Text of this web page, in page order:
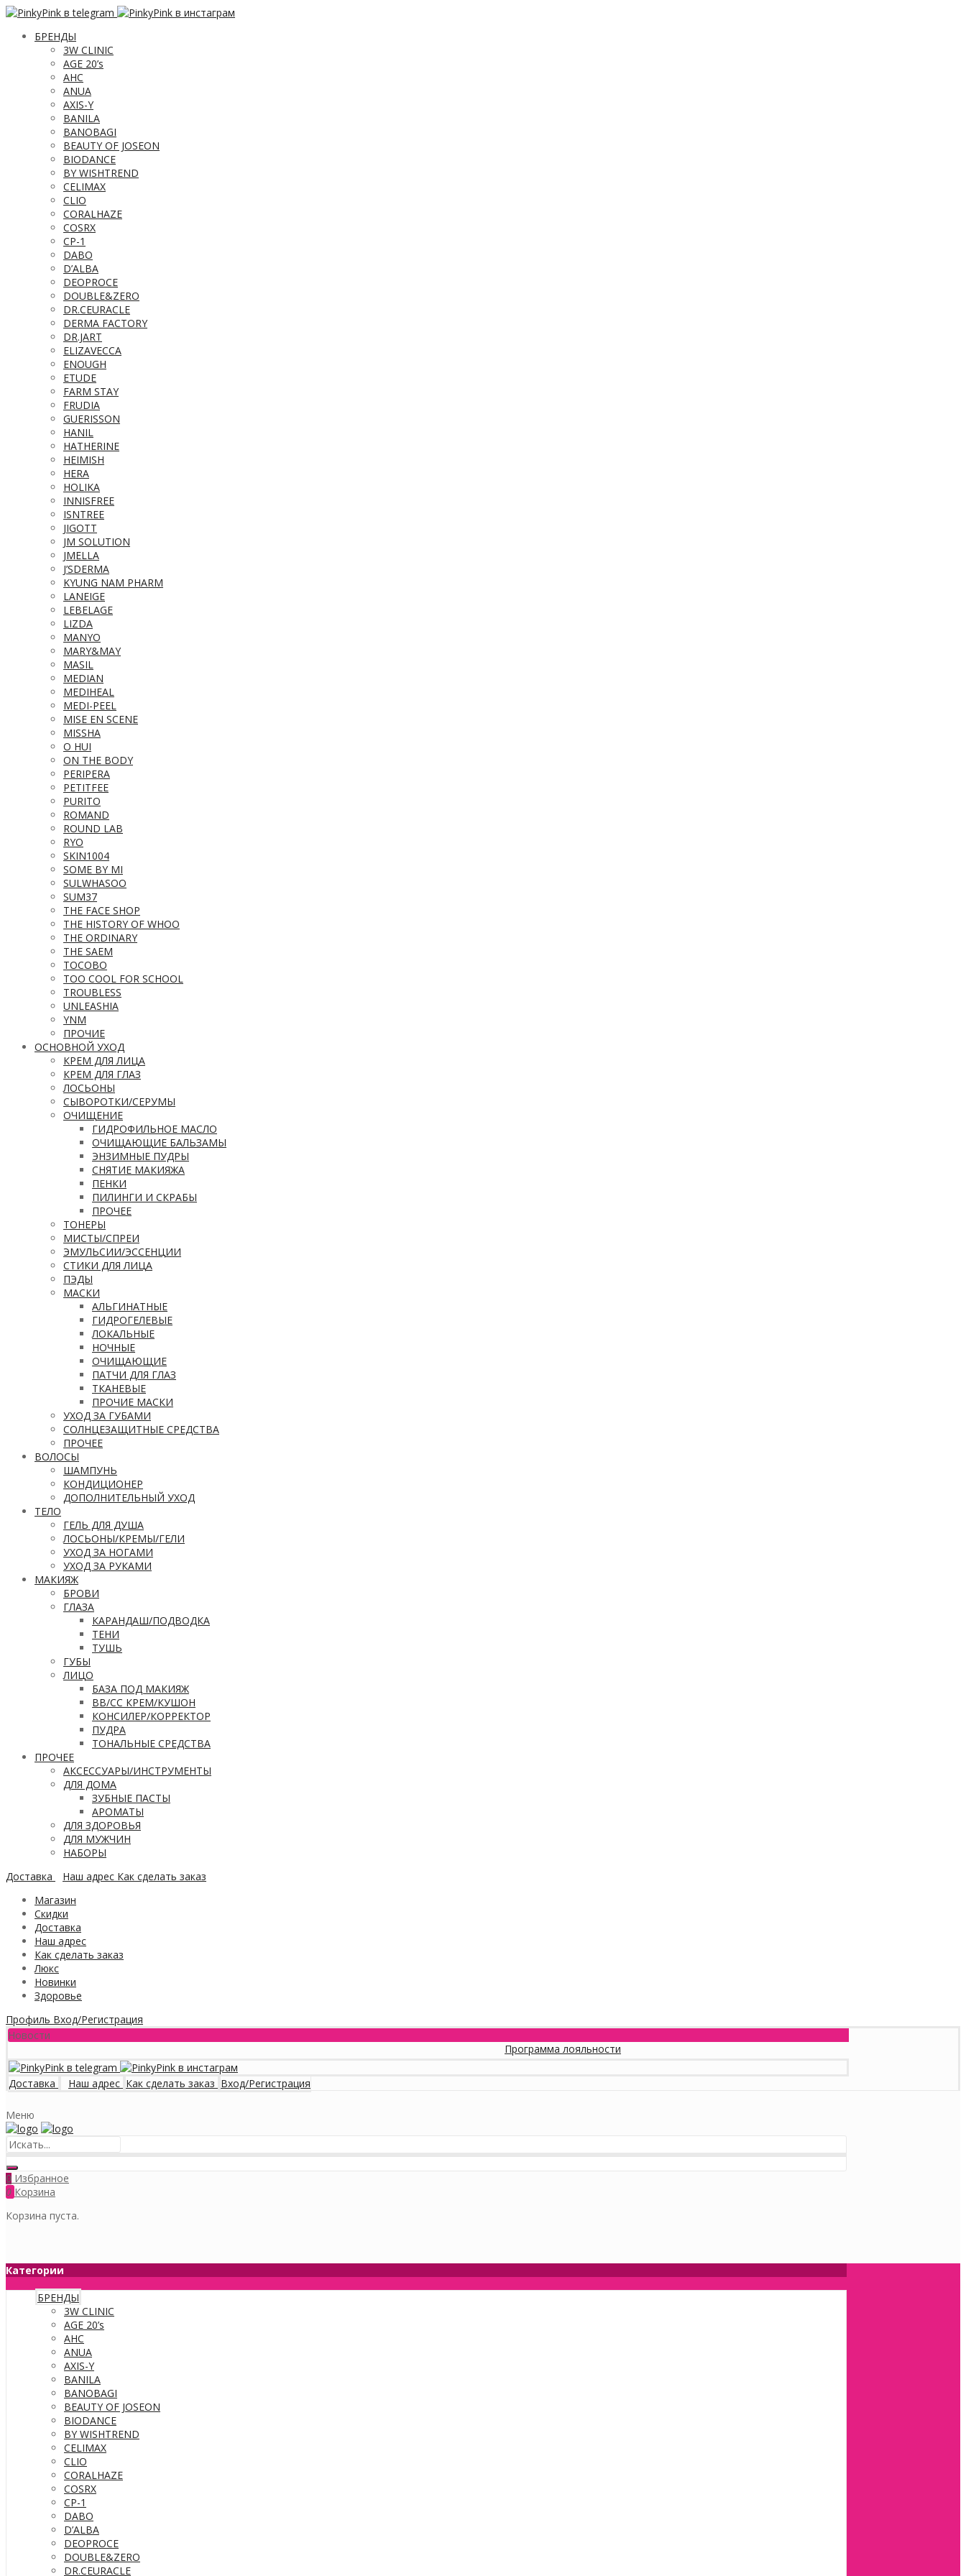
БРЕНДЫ
3W CLINIC
AGE 20’s
AHC
ANUA
AXIS-Y
BANILA
BANOBAGI
BEAUTY OF JOSEON
BIODANCE
BY WISHTREND
CELIMAX
CLIO
CORALHAZE
COSRX
CP-1
DABO
D’ALBA
DEOPROCE
DOUBLE&ZERO
DR.CEURACLE
DERMA FACTORY
DR.JART
ELIZAVECCA
ENOUGH
ETUDE
FARM STAY
FRUDIA
GUERISSON
HANIL
HATHERINE
HEIMISH
HERA
HOLIKA
INNISFREE
ISNTREE
JIGOTT
JM SOLUTION
JMELLA
J’SDERMA
KYUNG NAM PHARM
LANEIGE
LEBELAGE
LIZDA
MANYO
MARY&MAY
MASIL
MEDIAN
MEDIHEAL
MEDI-PEEL
MISE EN SCENE
MISSHA
O HUI
ON THE BODY
PERIPERA
PETITFEE
PURITO
ROMAND
ROUND LAB
RYO
SKIN1004
SOME BY MI
SULWHASOO
SUM37
THE FACE SHOP
THE HISTORY OF WHOO
THE ORDINARY
THE SAEM
TOCOBO
TOO COOL FOR SCHOOL
TROUBLESS
UNLEASHIA
YNM
ПРОЧИЕ
ОСНОВНОЙ УХОД
КРЕМ ДЛЯ ЛИЦА
КРЕМ ДЛЯ ГЛАЗ
ЛОСЬОНЫ
СЫВОРОТКИ/СЕРУМЫ
ОЧИЩЕНИЕ
ГИДРОФИЛЬНОЕ МАСЛО
ОЧИЩАЮЩИЕ БАЛЬЗАМЫ
ЭНЗИМНЫЕ ПУДРЫ
СНЯТИЕ МАКИЯЖА
ПЕНКИ
ПИЛИНГИ И СКРАБЫ
ПРОЧЕЕ
ТОНЕРЫ
МИСТЫ/СПРЕИ
ЭМУЛЬСИИ/ЭССЕНЦИИ
СТИКИ ДЛЯ ЛИЦА
ПЭДЫ
МАСКИ
АЛЬГИНАТНЫЕ
ГИДРОГЕЛЕВЫЕ
ЛОКАЛЬНЫЕ
НОЧНЫЕ
ОЧИЩАЮЩИЕ
ПАТЧИ ДЛЯ ГЛАЗ
ТКАНЕВЫЕ
ПРОЧИЕ МАСКИ
УХОД ЗА ГУБАМИ
СОЛНЦЕЗАЩИТНЫЕ СРЕДСТВА
ПРОЧЕЕ
ВОЛОСЫ
ШАМПУНЬ
КОНДИЦИОНЕР
ДОПОЛНИТЕЛЬНЫЙ УХОД
ТЕЛО
ГЕЛЬ ДЛЯ ДУША
ЛОСЬОНЫ/КРЕМЫ/ГЕЛИ
УХОД ЗА НОГАМИ
УХОД ЗА РУКАМИ
МАКИЯЖ
БРОВИ
ГЛАЗА
КАРАНДАШ/ПОДВОДКА
ТЕНИ
ТУШЬ
ГУБЫ
ЛИЦО
БАЗА ПОД МАКИЯЖ
ВВ/CC КРЕМ/КУШОН
КОНСИЛЕР/КОРРЕКТОР
ПУДРА
ТОНАЛЬНЫЕ СРЕДСТВА
ПРОЧЕЕ
АКСЕССУАРЫ/ИНСТРУМЕНТЫ
ДЛЯ ДОМА
ЗУБНЫЕ ПАСТЫ
АРОМАТЫ
ДЛЯ ЗДОРОВЬЯ
ДЛЯ МУЖЧИН
НАБОРЫ
Доставка
Наш адрес Как сделать заказ
Магазин
Скидки
Доставка
Наш адрес
Как сделать заказ
Люкс
Новинки
Здоровье
Профиль Вход/Регистрация
Новости
Программа лояльности
Доставка Наш адрес Как сделать заказ Вход/Регистрация
Меню
0 Избранное
0 Корзина
Корзина пуста.
Категории
БРЕНДЫ
3W CLINIC
AGE 20’s
AHC
ANUA
AXIS-Y
BANILA
BANOBAGI
BEAUTY OF JOSEON
BIODANCE
BY WISHTREND
CELIMAX
CLIO
CORALHAZE
COSRX
CP-1
DABO
D’ALBA
DEOPROCE
DOUBLE&ZERO
DR.CEURACLE